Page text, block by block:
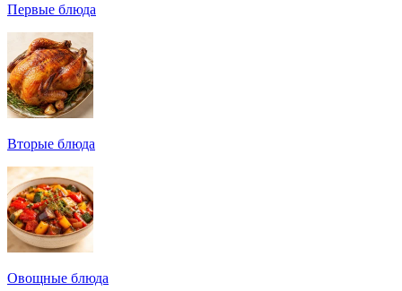
Первые блюда
Вторые блюда
Овощные блюда